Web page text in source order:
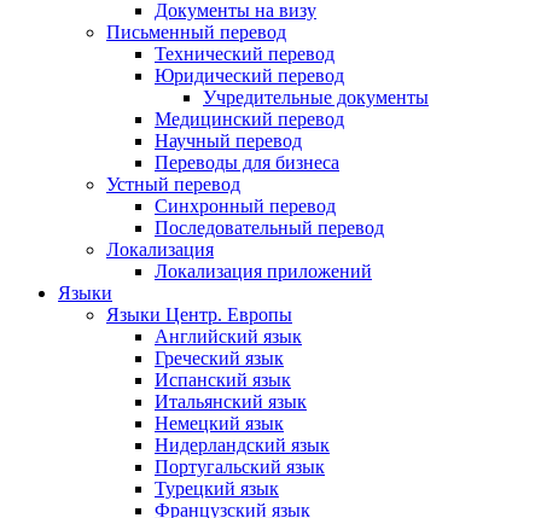
Документы на визу
Письменный перевод
Технический перевод
Юридический перевод
Учредительные документы
Медицинский перевод
Научный перевод
Переводы для бизнеса
Устный перевод
Синхронный перевод
Последовательный перевод
Локализация
Локализация приложений
Языки
Языки Центр. Европы
Английский язык
Греческий язык
Испанский язык
Итальянский язык
Немецкий язык
Нидерландский язык
Португальский язык
Турецкий язык
Французский язык